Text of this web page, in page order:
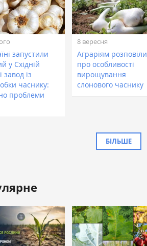
запустили
у Східній
завод із
часнику:
проблеми
8 вересня
Аграріям розповіли
про особливості
вирощування
слонового часнику
БІЛЬШЕ